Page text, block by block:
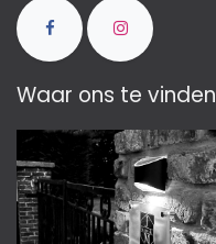
Waar ons te vinden